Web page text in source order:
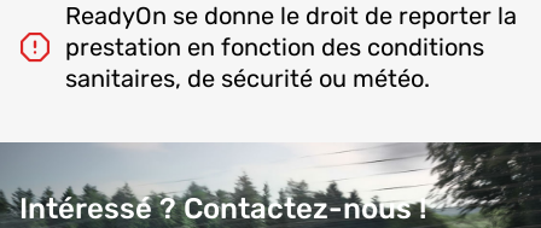
ReadyOn se donne le droit de reporter la
prestation en fonction des conditions
sanitaires, de sécurité ou météo.
Intéressé ? Contactez-nous !